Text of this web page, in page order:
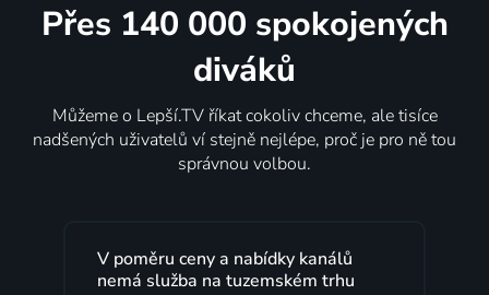
Přes 140 000 spokojených
diváků
Můžeme o Lepší.TV říkat cokoliv chceme, ale tisíce
nadšených uživatelů ví stejně nejlépe, proč je pro ně tou
správnou volbou.
a nabídky kanálů
tuzemském trhu
Lepší.TV sleduji už
maximální spokojeností.